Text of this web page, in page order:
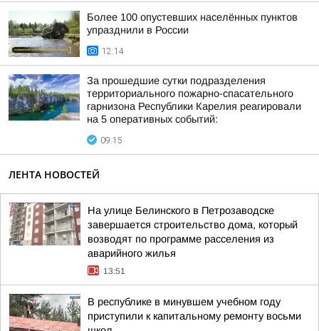
Более 100 опустевших населённых пунктов
упразднили в России
12:14
За прошедшие сутки подразделения
территориального пожарно-спасательного
гарнизона Республики Карелия реагировали
на 5 оперативных событий:
09:15
ЛЕНТА НОВОСТЕЙ
На улице Белинского в Петрозаводске
завершается строительство дома, который
возводят по программе расселения из
аварийного жилья
13:51
В республике в минувшем учебном году
приступили к капитальному ремонту восьми